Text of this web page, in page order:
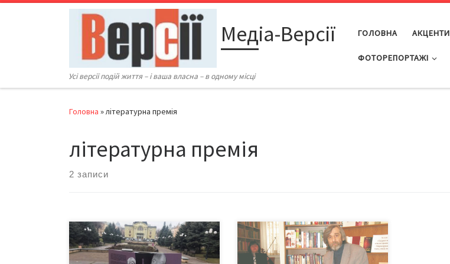
Перейти до вмісту
Медіа-Версії
Усі версії подій життя – і ваша власна – в одному місці
ГОЛОВНА АКЦЕНТИ
ФОТОРЕПОРТАЖІ
Головна »літературна премія
літературна премія
2 записи
Чернівецького журналіста,
історика та письменника Юрія
Чорнея номінували на здобуття
Літературну премію Пауля Целана
за 2014 рік отримав Микола БУЧКО
Буковинський поет Микола Бучко